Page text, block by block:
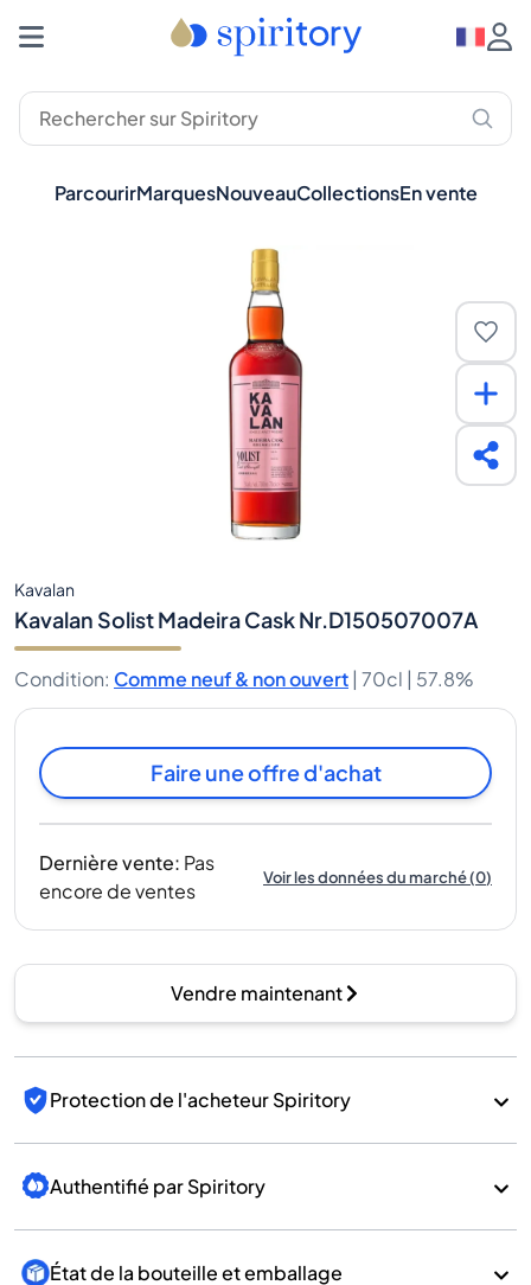
ParcourirMarquesNouveauCollectionsEn vente
Kavalan
Kavalan Solist Madeira Cask Nr.D150507007A
Condition: Comme neuf & non ouvert | 70cl | 57.8%
Faire une offre d'achat
Dernière vente: Pas
encore de ventes
Voir les données du marché(0)
Vendre maintenant
Protection de l'acheteur Spiritory
Authentifié par Spiritory
État de la bouteille et emballage